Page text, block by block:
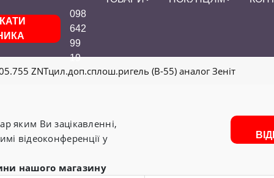
098
642
99
19
ZNTцил.доп.сплош.ригель (В-55) аналог Зеніт
яким Ви зацікавленні,
відеоконференції у
нашого магазину